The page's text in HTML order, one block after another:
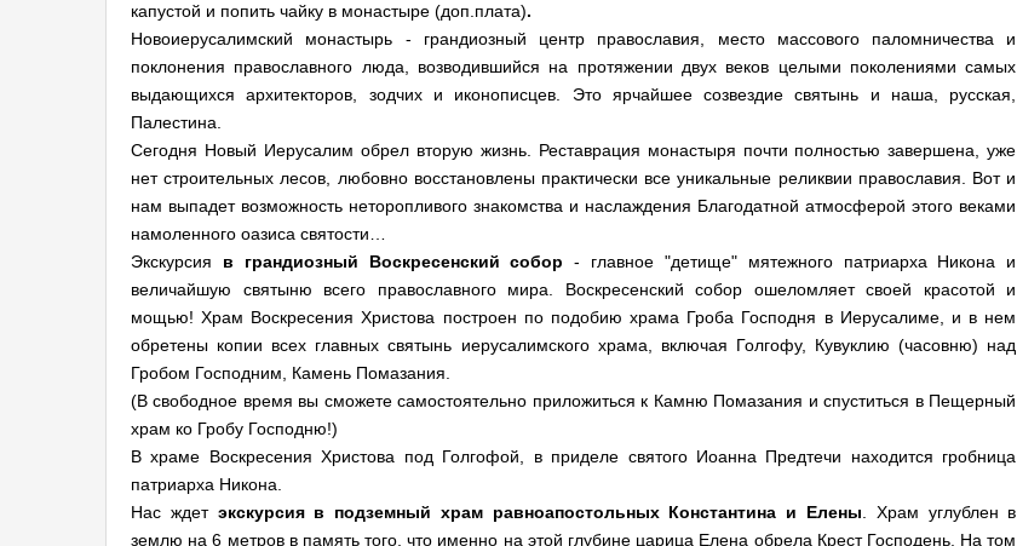
капустой и попить чайку в монастыре (доп.плата).
Новоиерусалимский монастырь - грандиозный центр православия, место массового паломничества и
поклонения православного люда, возводившийся на протяжении двух веков целыми поколениями самых
выдающихся архитекторов, зодчих и иконописцев. Это ярчайшее созвездие святынь и наша, русская,
Палестина.
Сегодня Новый Иерусалим обрел вторую жизнь. Реставрация монастыря почти полностью завершена, уже
нет строительных лесов, любовно восстановлены практически все уникальные реликвии православия. Вот и
нам выпадет возможность неторопливого знакомства и наслаждения Благодатной атмосферой этого веками
намоленного оазиса святости…
Экскурсия в грандиозный Воскресенский собор - главное "детище" мятежного патриарха Никона и
величайшую святыню всего православного мира. Воскресенский собор ошеломляет своей красотой и
мощью! Храм Воскресения Христова построен по подобию храма Гроба Господня в Иерусалиме, и в нем
обретены копии всех главных святынь иерусалимского храма, включая Голгофу, Кувуклию (часовню) над
Гробом Господним, Камень Помазания.
(В свободное время вы сможете самостоятельно приложиться к Камню Помазания и спуститься в Пещерный
храм ко Гробу Господню!)
В храме Воскресения Христова под Голгофой, в приделе святого Иоанна Предтечи находится гробница
патриарха Никона.
Нас ждет экскурсия в подземный храм равноапостольных Константина и Елены . Храм углублен в
землю на 6 метров в память того, что именно на этой глубине царица Елена обрела Крест Господень. На том